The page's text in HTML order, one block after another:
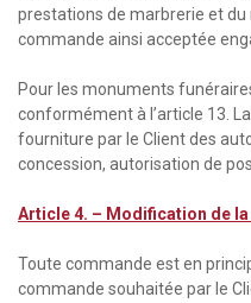
prestations de marbrerie et
commande ainsi acceptée
Pour les monuments
conformément à l’article 13.
fourniture par le Client des
concession, autorisation de
Article 4. – Modification de
Toute commande est en
commande souhaitée par le